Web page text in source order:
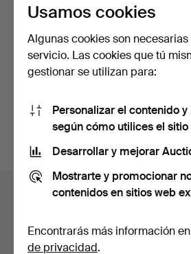
o iniciar sesión a través
Navegación
pie
Ayuda y contacto
Todas las casas de subastas
Usamos cookies
Algunas cookies son
servicio. Las cookies que tú
gestionar se utilizan para:
Personalizar el contenido
según cómo utilices el sitio
Desarrollar y mejorar
Mostrarte y promocionar
contenidos en sitios web
Encontrarás más información
de privacidad.